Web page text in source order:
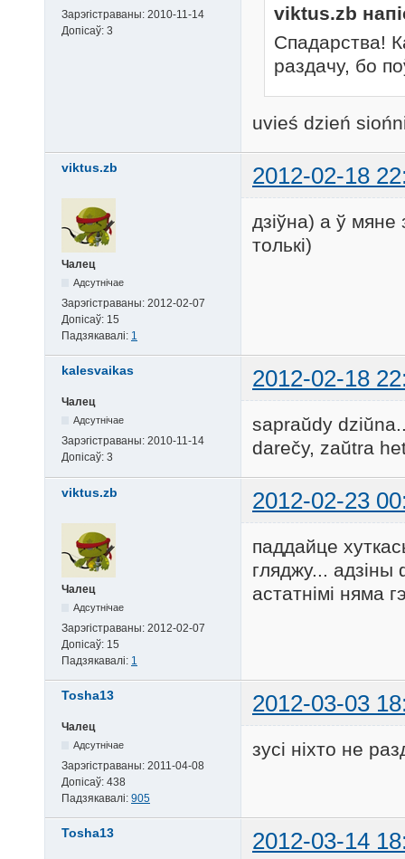
Зарэгістраваны: 2010-11-14
Допісаў: 3
viktus.zb
Спадарства!
раздачу, бо
uvieś dzień
viktus.zb 2012-02-18
Чалец
Адсутнічае
Зарэгістраваны: 2012-02-07
Допісаў: 15
Падзякавалі: 1
дзіўна) а ў
толькі)
kalesvaikas 2012-02-18
Чалец
Адсутнічае
Зарэгістраваны: 2010-11-14
Допісаў: 3
sapraŭdy
darečy, zaŭtra
viktus.zb 2012-02-23
Чалец
Адсутнічае
Зарэгістраваны: 2012-02-07
Допісаў: 15
Падзякавалі: 1
паддайце
гляджу... адзіны
астатнімі няма
Tosha13 2012-03-03
Чалец
Адсутнічае
Зарэгістраваны: 2011-04-08
Допісаў: 438
Падзякавалі: 905
зусі ніхто не
Tosha13 2012-03-14